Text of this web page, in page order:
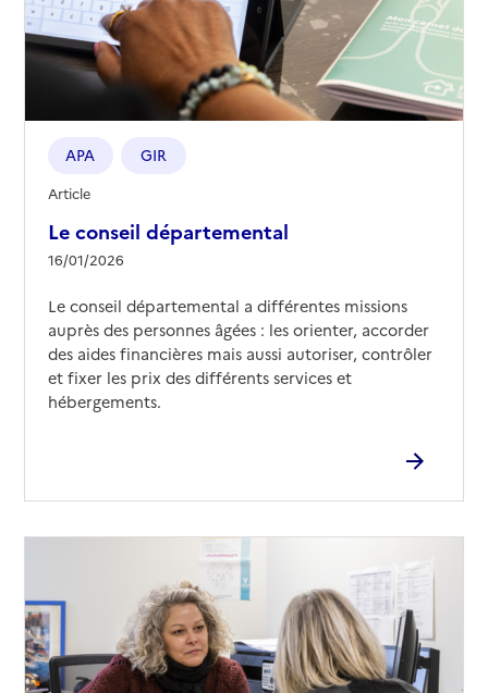
Le conseil départemental
16/01/2026
APA GIR
Article
Le conseil départemental a différentes missions
auprès des personnes âgées : les orienter, accorder
des aides financières mais aussi autoriser, contrôler
et fixer les prix des différents services et
hébergements.